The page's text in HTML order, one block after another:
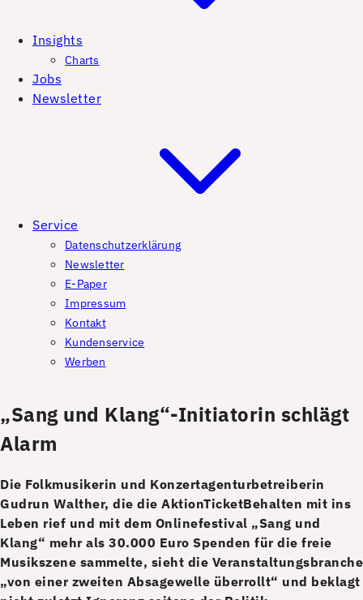
Insights
Charts
Jobs
Newsletter
Service
Datenschutzerklärung
Newsletter
E-Paper
Impressum
Kontakt
Kundenservice
Werben
„Sang und Klang“-Initiatorin schlägt
Alarm
Die Folkmusikerin und Konzertagenturbetreiberin
Gudrun Walther, die die AktionTicketBehalten mit ins
Leben rief und mit dem Onlinefestival „Sang und
Klang“ mehr als 30.000 Euro Spenden für die freie
Musikszene sammelte, sieht die Veranstaltungsbranche
„von einer zweiten Absagewelle überrollt“ und beklagt